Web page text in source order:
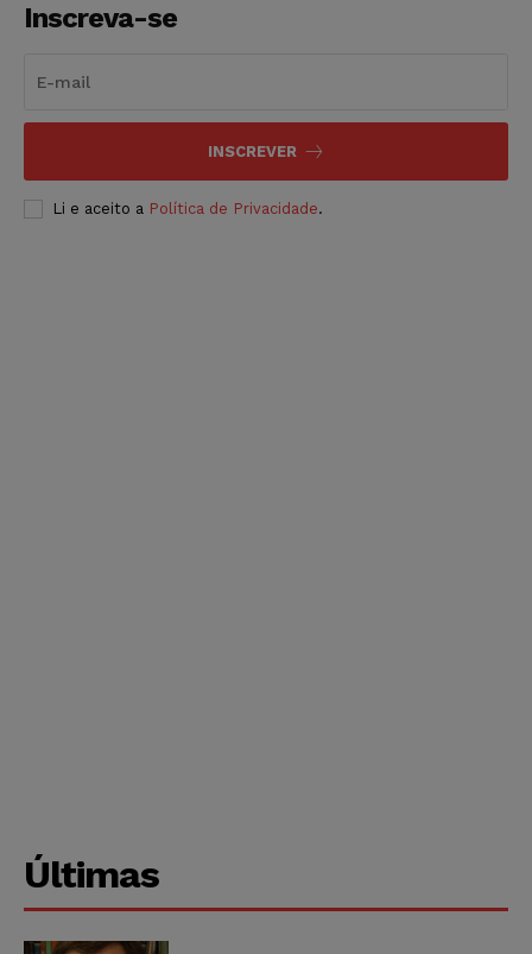
Inscreva-se
INSCREVER
Li e aceito a Política de Privacidade.
Últimas